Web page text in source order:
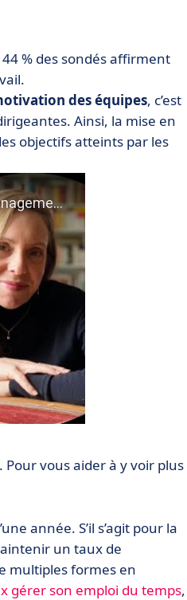
% des sondés affirment
des équipes, c’est
Ainsi, la mise en
objectifs atteints par les
vous aider à y voir plus
année. S’il s’agit pour la
un taux de
multiples formes en
gérer son emploi du temps,